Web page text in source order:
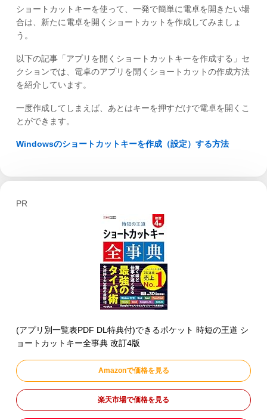
ショートカットキーを使って、一発で簡単に電卓を開きたい場
合は、新たに電卓を開くショートカットを作成してみましょ
う。
以下の記事「アプリを開くショートカットキーを作成する」セ
クションでは、電卓のアプリを開くショートカットの作成方法
を紹介しています。
一度作成してしまえば、あとはキーを押すだけで電卓を開くこ
とができます。
Windowsのショートカットキーを作成（設定）する方法
PR
(アプリ別一覧表PDF DL特典付)できるポケット 時短の王道 シ
ョートカットキー全事典 改訂4版
Amazonで価格を見る
楽天市場で価格を見る